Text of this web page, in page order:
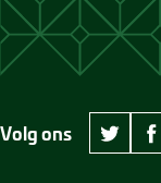
Volg ons
twitter